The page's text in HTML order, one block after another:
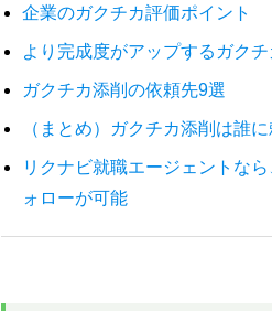
企業のガクチカ評価ポイント
より完成度がアップするガク
ガクチカ添削の依頼先9選
（まとめ）ガクチカ添削は誰
リクナビ就職エージェントな
ォローが可能